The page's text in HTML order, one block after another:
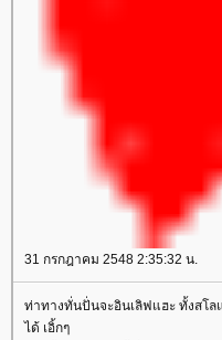
31 กรกฎาคม 2548 2:35:32 น.
ท่าทางทั่นปั่นจะอินเลิฟแฮะ ทั้งสโ
ได้ เอิ้กๆ